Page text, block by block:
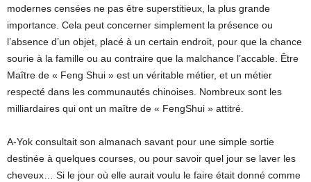
modernes censées ne pas être superstitieux, la plus grande
importance. Cela peut concerner simplement la présence ou
l’absence d’un objet, placé à un certain endroit, pour que la chance
sourie à la famille ou au contraire que la malchance l’accable. Être
Maître de « Feng Shui » est un véritable métier, et un métier
respecté dans les communautés chinoises. Nombreux sont les
milliardaires qui ont un maître de « FengShui » attitré.
A-Yok consultait son almanach savant pour une simple sortie
destinée à quelques courses, ou pour savoir quel jour se laver les
cheveux… Si le jour où elle aurait voulu le faire était donné comme